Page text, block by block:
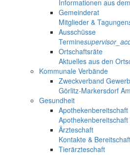
Informationen aus
Gemeinderat
Mitglieder & Tagungen
Ausschüsse
Termine
Ortschaftsräte
Aktuelles aus den
Kommunale Verbände
Zweckverband
Görlitz-Markersdorf
Gesundheit
Apothekenbereitschaft
Ärzteschaft
Kontakte &
Tierärzteschaft